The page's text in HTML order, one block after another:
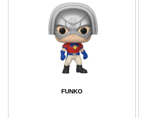
FUNKO